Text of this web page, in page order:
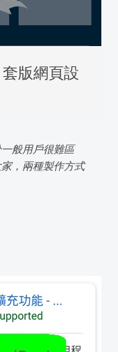
版網頁設
般用戶很難區
，兩種製作方式